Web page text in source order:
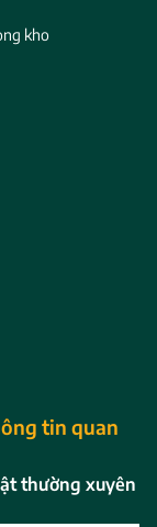
kho
tin quan
thường xuyên